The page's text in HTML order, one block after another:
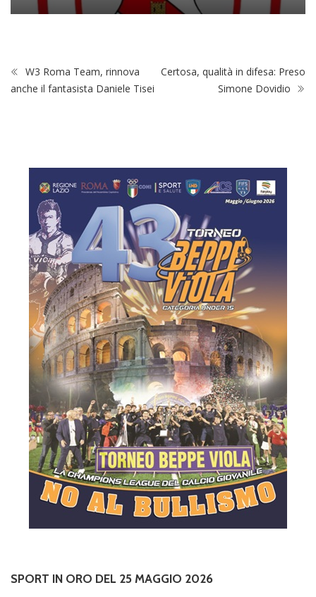
W3 Roma Team, rinnova
anche il fantasista Daniele Tisei
Certosa, qualità in difesa: Preso
Simone Dovidio
SPORT IN ORO DEL 25 MAGGIO 2026